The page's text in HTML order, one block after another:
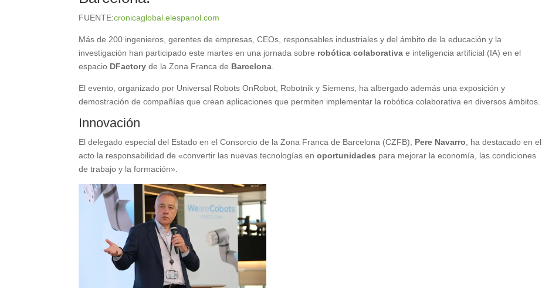
FUENTE:cronicaglobal.elespanol.com
Más de 200 ingenieros, gerentes de empresas, CEOs, responsables industriales y del ámbito de la educación y la
investigación han participado este martes en una jornada sobre robótica colaborativa e inteligencia artificial (IA) en el
espacio DFactory de la Zona Franca de Barcelona
El evento, organizado por Universal Robots OnRobot, Robotnik y Siemens, ha albergado además una exposición y
demostración de compañías que crean aplicaciones que permiten implementar la robótica colaborativa en diversos ámbitos.
Innovación
El delegado especial del Estado en el Consorcio de la Zona Franca de Barcelona (CZFB), Pere Navarro , ha destacado en el
acto la responsabilidad de «convertir las nuevas tecnologías enoportunidades para mejorar la economía, las condiciones
de trabajo y la formación».